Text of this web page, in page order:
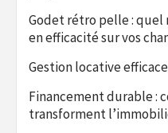
Godet rétro pelle : quel
en efficacité sur vos
Gestion locative
Financement durable :
transforment